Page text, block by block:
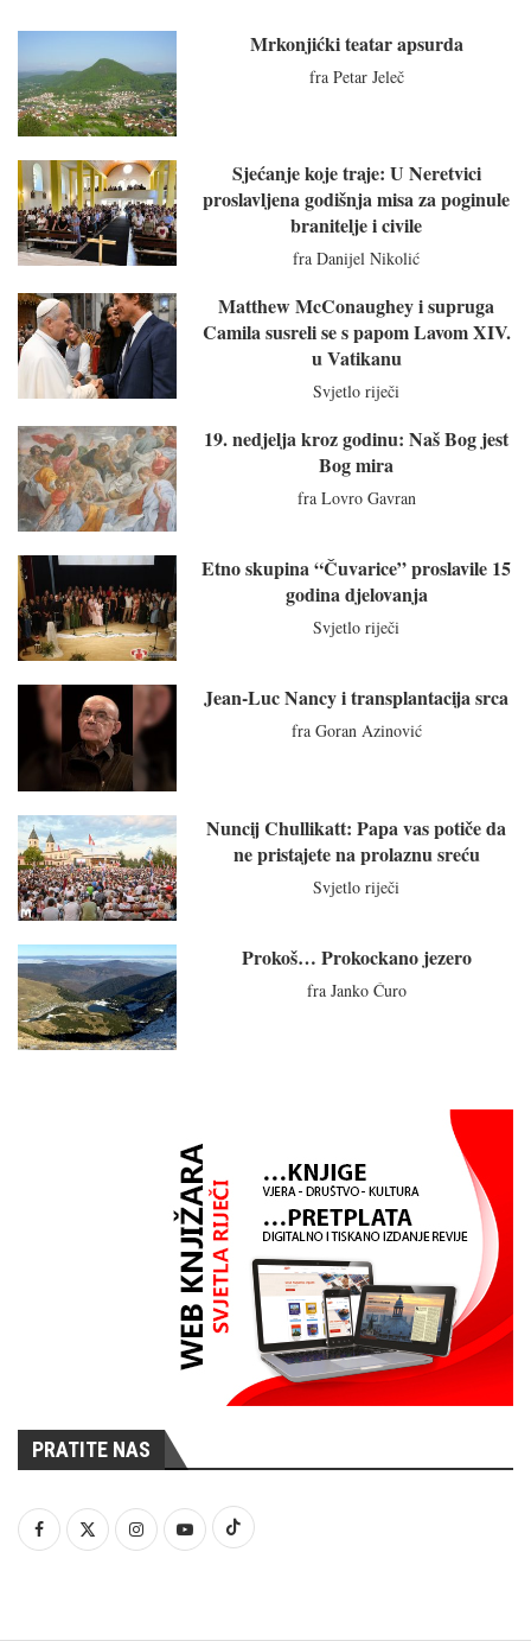
Mrkonjićki teatar apsurda
fra Petar Jeleč
Sjećanje koje traje: U Neretvici
proslavljena godišnja misa za poginule
branitelje i civile
fra Danijel Nikolić
Matthew McConaughey i supruga
Camila susreli se s papom Lavom XIV.
u Vatikanu
Svjetlo riječi
19. nedjelja kroz godinu: Naš Bog jest
Bog mira
fra Lovro Gavran
Etno skupina “Čuvarice” proslavile 15
godina djelovanja
Svjetlo riječi
Jean-Luc Nancy i transplantacija srca
fra Goran Azinović
Nuncij Chullikatt: Papa vas potiče da
ne pristajete na prolaznu sreću
Svjetlo riječi
Prokoš… Prokockano jezero
fra Janko Ćuro
PRATITE NAS